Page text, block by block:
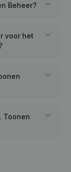
Beheer?
voor het
Toonen